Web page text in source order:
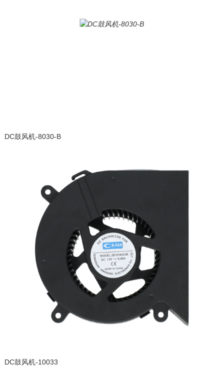
DC鼓风机-8030-B
DC鼓风机-10033